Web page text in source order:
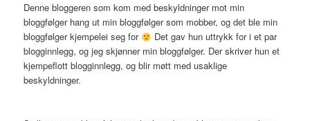
Denne bloggeren som kom med beskyldninger mot min
bloggfølger hang ut min bloggfølger som mobber, og det ble min
bloggfølger kjempelei seg for
Det gav hun uttrykk for i et par
blogginnlegg, og jeg skjønner min bloggfølger. Der skriver hun et
kjempeflott blogginnlegg, og blir møtt med usaklige
beskyldninger.